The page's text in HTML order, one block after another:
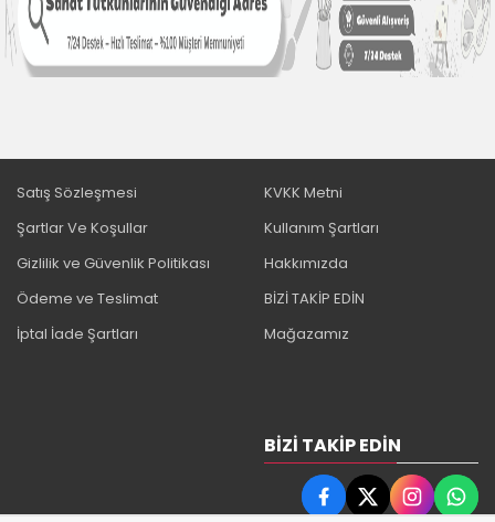
Satış Sözleşmesi
Şartlar Ve Koşullar
Gizlilik ve Güvenlik Politikası
Ödeme ve Teslimat
İptal İade Şartları
KVKK Metni
Kullanım Şartları
Hakkımızda
BİZİ TAKİP EDİN
Mağazamız
BIZI TAKIP EDIN